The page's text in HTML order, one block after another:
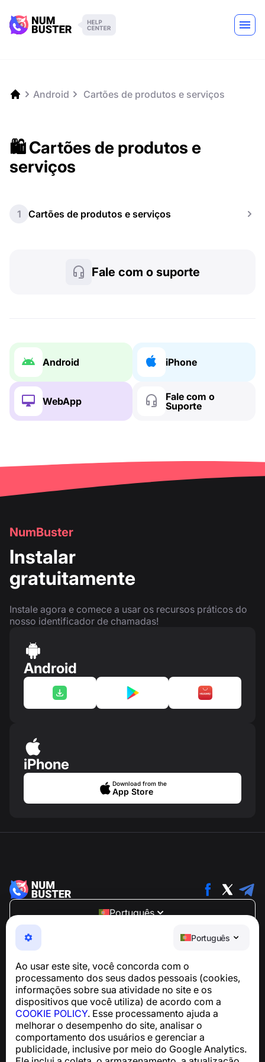
Português
Ao usar este site, você concorda com o
processamento dos seus dados pessoais (cookies,
informações sobre sua atividade no site e os
dispositivos que você utiliza) de acordo com a
COOKIE POLICY. Esse processamento ajuda a
melhorar o desempenho do site, analisar o
comportamento dos usuários e gerenciar a
publicidade, inclusive por meio do Google Analytics.
Android ️ Cartões de produtos e serviços
🛍️ Cartões de produtos e
serviços
1 Cartões de produtos e serviços
Fale com o suporte
Android iPhone
WebApp
Fale com o
Suporte
NumBuster
Instalar
gratuitamente
Instale agora e comece a usar os recursos práticos do
nosso identificador de chamadas!
Android
iPhone
Download from the
App Store
Português
NumBuster © 2013—2026 ·
support@numbuster.com
Um app fácil de usar que protege você contra golpes
Para dúvidas sobre conformidade com a GDPR:
support@numbuster.com
Central de Ajuda
Notícias e Artigos
Sobre o projeto
Contatos